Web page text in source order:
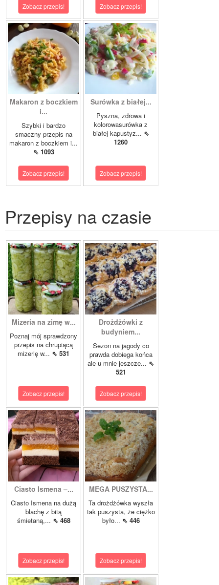
Zobacz przepis! Zobacz przepis!
Makaron z boczkiem
i...
Szybki i bardzo
smaczny przepis na
makaron z boczkiem i...
⇖ 1093
Zobacz przepis!
Surówka z białej...
Pyszna, zdrowa i
kolorowasurówka z
białej kapustyz... ⇖
1260
Zobacz przepis!
Przepisy na czasie
Mizeria na zimę w...
Poznaj mój sprawdzony
przepis na chrupiącą
mizerię w... ⇖ 531
Zobacz przepis!
Drożdżówki z
budyniem...
Sezon na jagody co
prawda dobiega końca
ale u mnie jeszcze... ⇖
521
Zobacz przepis!
Ciasto Ismena –...
Ciasto Ismena na dużą
blachę z bitą
śmietaną,... ⇖ 468
Zobacz przepis!
MEGA PUSZYSTA...
Ta drożdżówka wyszła
tak puszysta, że ciężko
było... ⇖ 446
Zobacz przepis!